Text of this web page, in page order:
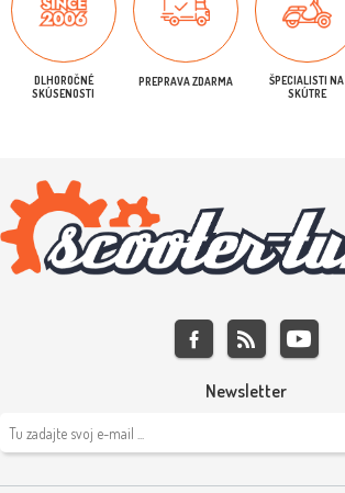
DLHOROČNÉ
SKÚSENOSTI
PREPRAVA ZDARMA
ŠPECIALISTI NA
SKÚTRE
Newsletter